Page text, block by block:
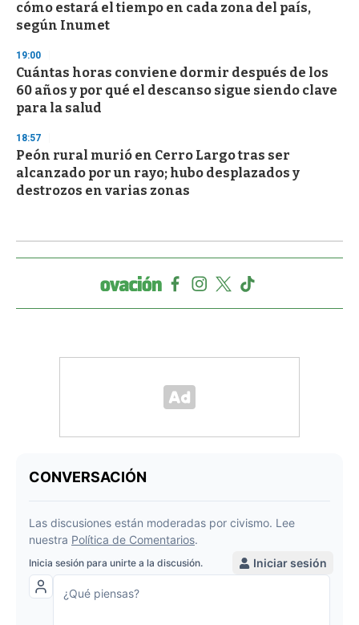
cómo estará el tiempo en cada zona del país,
según Inumet
19:00
Cuántas horas conviene dormir después de los
60 años y por qué el descanso sigue siendo clave
para la salud
18:57
Peón rural murió en Cerro Largo tras ser
alcanzado por un rayo; hubo desplazados y
destrozos en varias zonas